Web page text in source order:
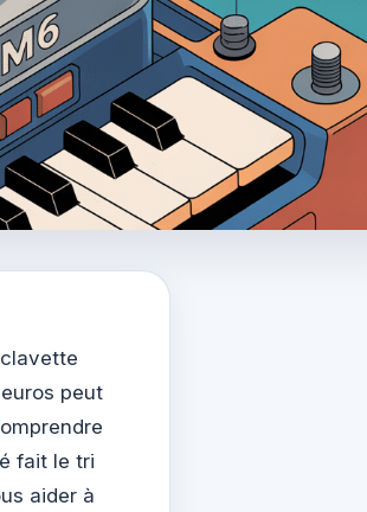
peut
fait le tri
aider à